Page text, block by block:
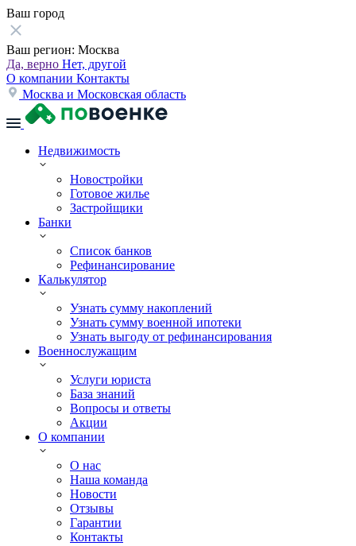
Ваш город
Ваш регион: Москва
Да, верно Нет, другой
О компании Контакты
Москва и Московская область
Недвижимость
Новостройки
Готовое жилье
Застройщики
Банки
Список банков
Рефинансирование
Калькулятор
Узнать сумму накоплений
Узнать сумму военной ипотеки
Узнать выгоду от рефинансирования
Военнослужащим
Услуги юриста
База знаний
Вопросы и ответы
Акции
О компании
О нас
Наша команда
Новости
Отзывы
Гарантии
Контакты